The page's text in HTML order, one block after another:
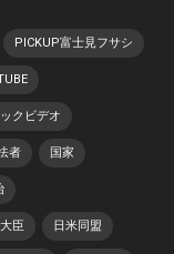
PICKUP富士見フサシ
クビデオ
者 国家
臣 日米同盟